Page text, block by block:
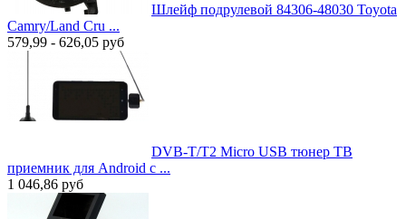
Шлейф подрулевой 84306-48030 Toyota
Camry/Land Cru ...
579,99 - 626,05 руб
DVB-T/T2 Micro USB тюнер ТВ
приемник для Android с ...
1 046,86 руб